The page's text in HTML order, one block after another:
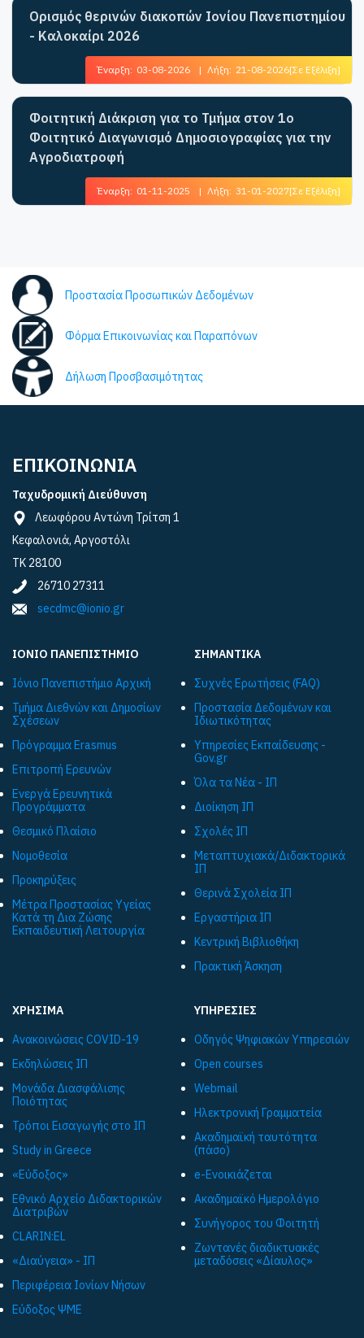
Ορισμός θερινών διακοπών Ιονίου Πανεπιστημίου
- Καλοκαίρι 2026
Έναρξη: 03-08-2026 | Λήξη: 21-08-2026[Σε Εξέλιξη]
Φοιτητική Διάκριση για το Τμήμα στον 1ο
Φοιτητικό Διαγωνισμό Δημοσιογραφίας για την
Αγροδιατροφή
Έναρξη: 01-11-2025 | Λήξη: 31-01-2027[Σε Εξέλιξη]
Προστασία Προσωπικών Δεδομένων
Φόρμα Επικοινωνίας και Παραπόνων
Δήλωση Προσβασιμότητας
ΕΠΙΚΟΙΝΩΝΙΑ
Ταχυδρομική Διεύθυνση
Λεωφόρου Αντώνη Τρίτση 1
Κεφαλονιά, Αργοστόλι
ΤΚ 28100
26710 27311
secdmc@ionio.gr
ΙΟΝΙΟ ΠΑΝΕΠΙΣΤΗΜΙΟ
Ιόνιο Πανεπιστήμιο Αρχική
Τμήμα Διεθνών και Δημοσίων
Σχέσεων
Πρόγραμμα Εrasmus
Επιτροπή Ερευνών
Ενεργά Ερευνητικά
Προγράμματα
Θεσμικό Πλαίσιο
Νομοθεσία
Προκηρύξεις
Μέτρα Προστασίας Υγείας
Κατά τη Δια Ζώσης
Εκπαιδευτική Λειτουργία
ΣΗΜΑΝΤΙΚΑ
Συχνές Ερωτήσεις (FAQ)
Προστασία Δεδομένων και
Ιδιωτικότητας
Υπηρεσίες Εκπαίδευσης -
Gov.gr
Όλα τα Νέα - ΙΠ
Διοίκηση ΙΠ
Σχολές ΙΠ
Μεταπτυχιακά/Διδακτορικά
ΙΠ
Θερινά Σχολεία ΙΠ
Εργαστήρια ΙΠ
Κεντρική Βιβλιοθήκη
Πρακτική Άσκηση
ΧΡΗΣΙΜΑ
Ανακοινώσεις COVID-19
Εκδηλώσεις ΙΠ
Μονάδα Διασφάλισης
Ποιότητας
Τρόποι Εισαγωγής στο ΙΠ
Study in Greece
«Εύδοξος»
Εθνικό Αρχείο Διδακτορικών
Διατριβών
CLARIN:EL
«Διαύγεια» - ΙΠ
Περιφέρεια Ιονίων Νήσων
Εύδοξος ΨΜΕ
ΥΠΗΡΕΣΙΕΣ
Οδηγός Ψηφιακών Υπηρεσιών
Open courses
Webmail
Ηλεκτρονική Γραμματεία
Ακαδημαϊκή ταυτότητα
(πάσο)
e-Ενοικιάζεται
Ακαδημαϊκό Ημερολόγιο
Συνήγορος του Φοιτητή
Ζωντανές διαδικτυακές
μεταδόσεις «Δίαυλος»